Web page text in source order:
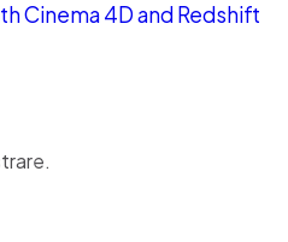
Cinema 4D and Redshift